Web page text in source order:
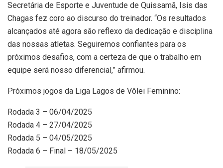
Secretária de Esporte e Juventude de Quissamã, Isis das
Chagas fez coro ao discurso do treinador. “Os resultados
alcançados até agora são reflexo da dedicação e disciplina
das nossas atletas. Seguiremos confiantes para os
próximos desafios, com a certeza de que o trabalho em
equipe será nosso diferencial,” afirmou.
Próximos jogos da Liga Lagos de Vôlei Feminino:
Rodada 3 – 06/04/2025
Rodada 4 – 27/04/2025
Rodada 5 – 04/05/2025
Rodada 6 – Final – 18/05/2025